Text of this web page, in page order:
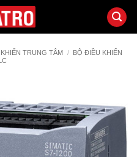
TRUNG TÂM /
BỘ ĐIỀU KHIỂN